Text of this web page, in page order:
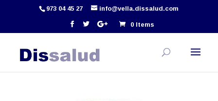
973 04 45 27 info@vella.dissalud.com
0 Items